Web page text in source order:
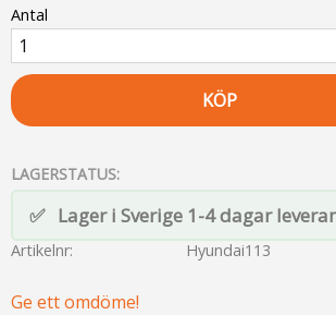
Antal
KÖP
LAGERSTATUS
Lager i Sverige 1-4 dagar
Artikelnr Hyundai113
Ge ett omdöme!